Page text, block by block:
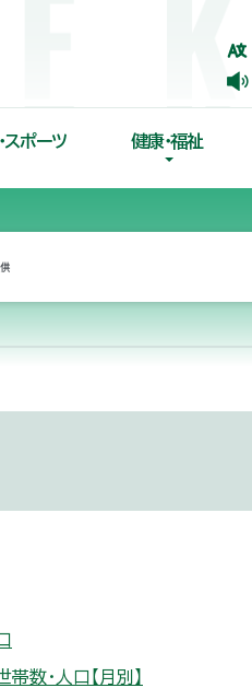
スポーツ 健康・福祉
数・人口【月別】